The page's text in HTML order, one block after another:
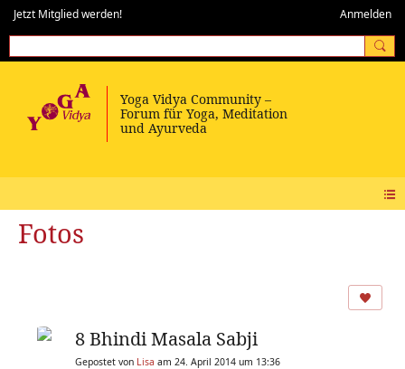
Jetzt Mitglied werden! Anmelden
Fotos
8 Bhindi Masala Sabji
Gepostet von Lisa am 24. April 2014 um 13:36